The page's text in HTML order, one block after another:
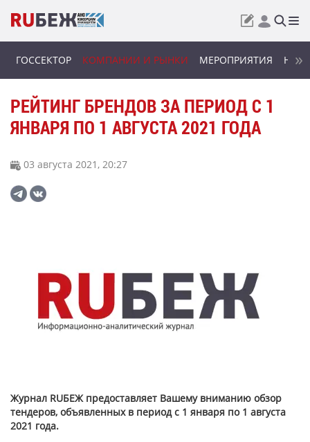
ГОССЕКТОР КОМПАНИИ И РЫНКИ МЕРОПРИЯТИЯ
РЕЙТИНГ БРЕНДОВ ЗА ПЕРИОД С 1
ЯНВАРЯ ПО 1 АВГУСТА 2021 ГОДА
03 августа 2021, 20:27
Журнал RUБЕЖ предоставляет Вашему вниманию обзор
тендеров, объявленных в период с 1 января по 1 августа
2021 года.